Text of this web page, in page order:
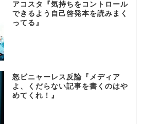
アコスタ『気持ちをコントロール
できるよう自己啓発本を読みまく
ってる』
怒ビニャーレス反論『メディア
よ、くだらない記事を書くのはや
めてくれ！』